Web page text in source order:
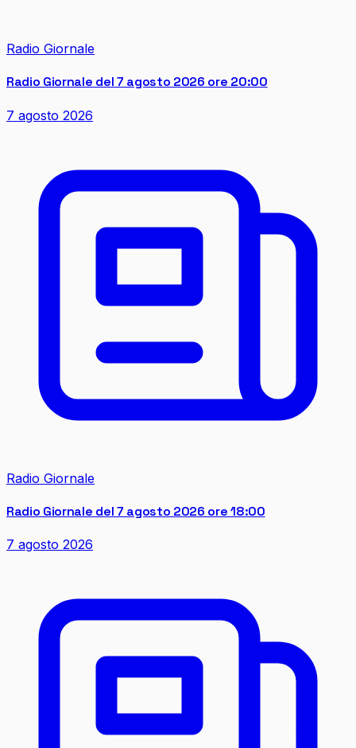
Radio Giornale
Radio Giornale del 7 agosto 2026 ore 20:00
7 agosto 2026
Radio Giornale
Radio Giornale del 7 agosto 2026 ore 18:00
7 agosto 2026